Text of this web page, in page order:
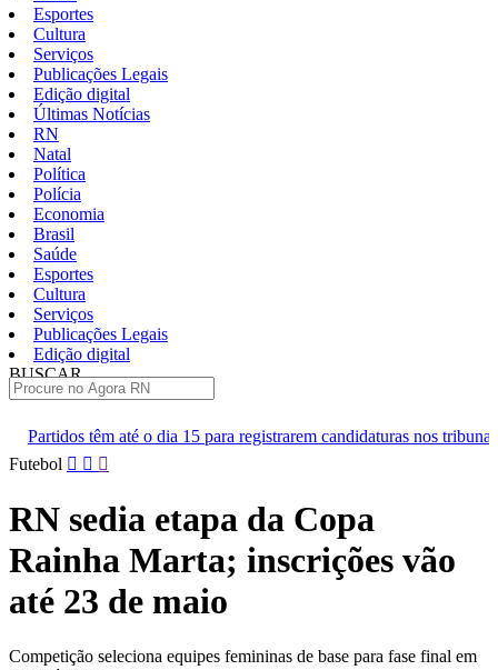
Esportes
Cultura
Serviços
Publicações Legais
Edição digital
Últimas Notícias
RN
Natal
Política
Polícia
Economia
Brasil
Saúde
Esportes
Cultura
Serviços
Publicações Legais
Edição digital
BUSCAR
15 para registrarem candidaturas nos tribunais
Senai RN abre
Pular
conteúdo
Futebol
RN sedia etapa da Copa
Rainha Marta; inscrições vão
até 23 de maio
Competição seleciona equipes femininas de base para fase final em